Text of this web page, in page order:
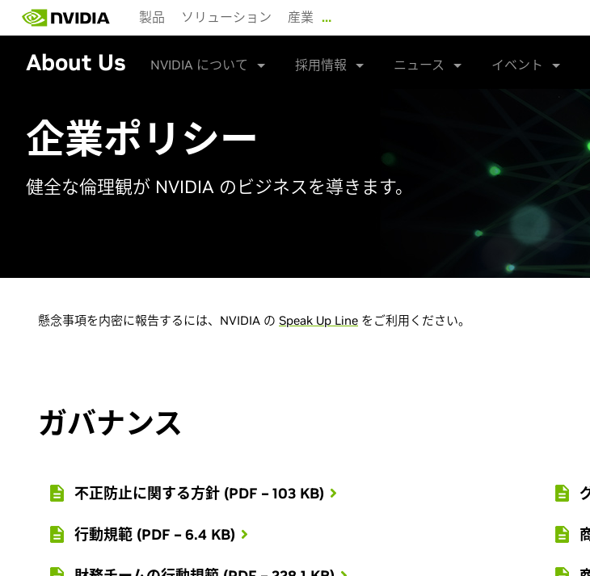
main
content
製品 ソリューション 産業 …
About Us NVIDIA について 採用情報 ニュース イベント
企業ポリシー
健全な倫理観が NVIDIA のビジネスを導きます。
懸念事項を内密に報告するには、NVIDIA の Speak Up Line をご利用ください。
ガバナンス
不正防止に関する方針 (PDF – 103 KB)
行動規範 (PDF – 6.4 KB)